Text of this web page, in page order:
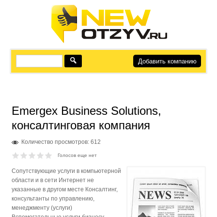
Добавить компанию
Emergex Business Solutions,
консалтинговая компания
Количество просмотров: 612
Голосов еще нет
Сопутствующие услуги в компьютерной
области и в сети Интернет не
указанные в другом месте Консалтинг,
консультанты по управлению,
менеджменту (услуги)